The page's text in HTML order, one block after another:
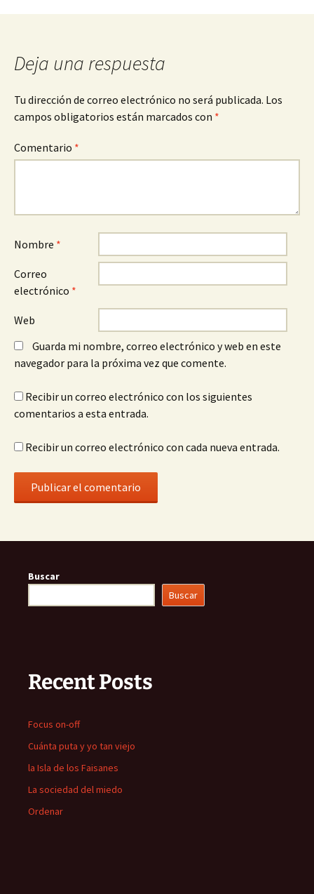
de
entradas
Deja una respuesta
Tu dirección de correo electrónico no será publicada. Los
campos obligatorios están marcados con *
Comentario *
Nombre *
Correo
electrónico *
Web
Guarda mi nombre, correo electrónico y web en este
navegador para la próxima vez que comente.
Recibir un correo electrónico con los siguientes
comentarios a esta entrada.
Recibir un correo electrónico con cada nueva entrada.
Buscar
Buscar
Recent Posts
Focus on-off
Cuánta puta y yo tan viejo
la Isla de los Faisanes
La sociedad del miedo
Ordenar